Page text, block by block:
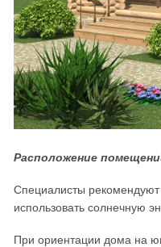
Расположение
Специалисты
использовать солнечную
При ориентации дома на